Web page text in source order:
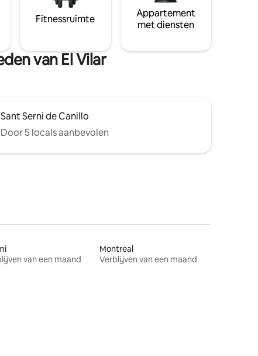
Fitnessruimte
Appartement
met diensten
van El Vilar
Sant Serni de Canillo
Door 5 locals aanbevolen
van een maand
Montreal
Verblijven van een maand